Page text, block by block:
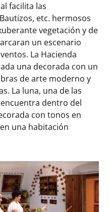
facilita las
etc. hermosos
vegetación y de
un escenario
La Hacienda
una decorada con un
de arte moderno y
La luna, una de las
dentro del
con tonos en
una habitación